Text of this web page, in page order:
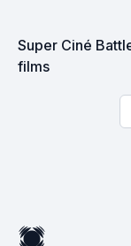
Super Ciné
films